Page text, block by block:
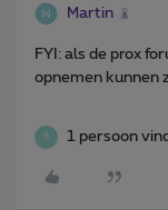
Martin
FYI: als de prox
opnemen kunnen
6 1 persoon